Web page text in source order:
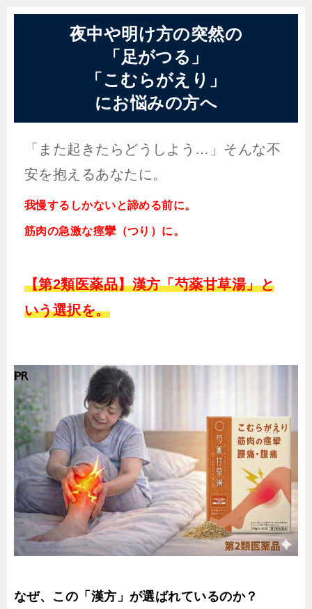
夜中や明け方の突然の
「足がつる」
「こむらがえり」
にお悩みの方へ
「また起きたらどうしよう…」そんな不
安を抱えるあなたに。
我慢するしかないと諦める前に。
筋肉の急激な痙攣（つり）に。
【第2類医薬品】漢方「芍薬甘草湯」と
いう選択を。
なぜ、この「漢方」が選ばれているのか？